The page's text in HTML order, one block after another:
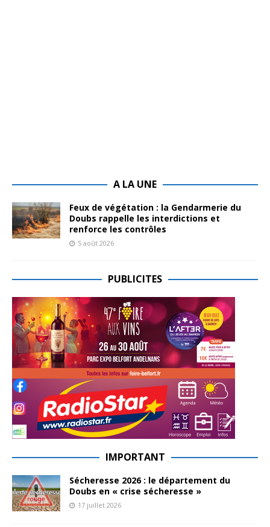
A LA UNE
Feux de végétation : la Gendarmerie du
Doubs rappelle les interdictions et
renforce les contrôles
5 août 2026
PUBLICITES
IMPORTANT
Sécheresse 2026 : le département du
Doubs en « crise sécheresse »
17 juillet 2026